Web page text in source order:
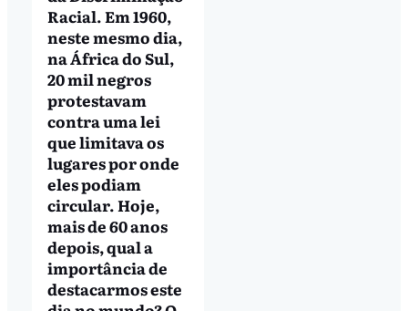
Racial. Em 1960,
neste mesmo dia,
na África do Sul,
20 mil negros
protestavam
contra uma lei
que limitava os
lugares por onde
eles podiam
circular. Hoje,
mais de 60 anos
depois, qual a
importância de
destacarmos este